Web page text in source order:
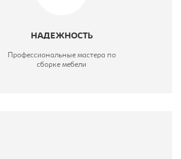
НАДЕЖНОСТЬ
Профессиональные мастера по
сборке мебели